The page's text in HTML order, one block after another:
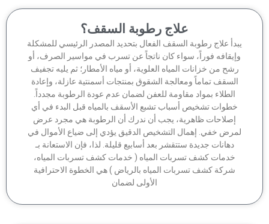
علاج رطوبة السقف؟
علاج رطوبة السقف الفعال بتحديد المصدر الرئيسي للمشكلة
فوراً، سواء كان ناتجاً عن تسرب في مواسير الصرف، أو
رشح من خزانات المياه العلوية، أو مياه الأمطار؛ ثم يليه تجفيف
السقف تماماً ومعالجة الشقوق بمنتجات أسمنتية عازلة، وإعادة
الطلاء بمواد مقاومة للعفن لضمان عدم عودة الرطوبة مجدداً.
خطوات تشخيص أسباب تشبع الأسقف بالمياه قبل البدء في أي
إصلاحات ظاهرية، يجب أن ندرك أن الرطوبة هي مجرد عرض
خفي. إهمال التشخيص الدقيق يؤدي إلى ضياع الأموال في
دهانات جديدة ستتقشر بعد أسابيع قليلة. لذا، فإن الاستعانة بـ
خدمات كشف تسربات المياه ( خدمات كشف تسربات المياه،
شركة كشف تسربات المياه بالرياض ) هي الخطوة الاحترافية
الأولى لضمان